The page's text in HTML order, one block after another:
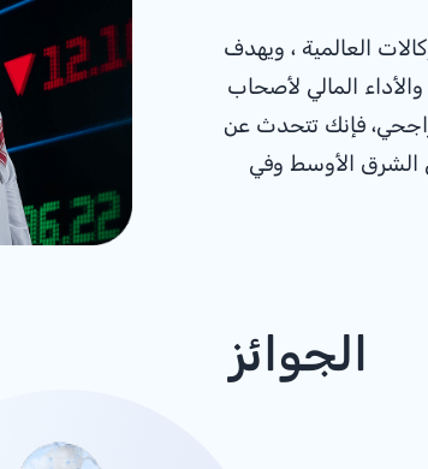
العالمية ، ويهدف
المالي لأصحاب
فإنك تتحدث عن
الشرق الأوسط وفي
الجوائز